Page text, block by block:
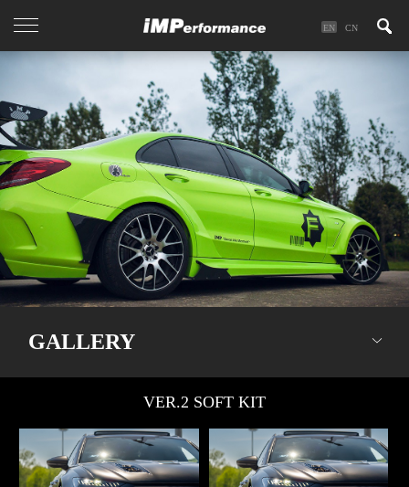
EN CN
GALLERY
VER.2 SOFT KIT